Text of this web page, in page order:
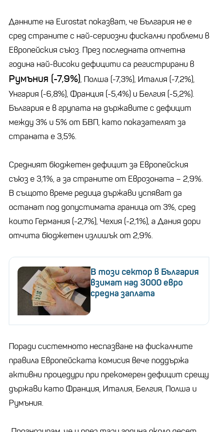
Данните на Eurostat показват, че България не е
сред страните с най-сериозни фискални проблеми в
Европейския съюз. През последната отчетна
година най-високи дефицити са регистрирани в
Румъния (-7,9%), Полша (-7,3%), Италия (-7,2%),
Унгария (-6,8%), Франция (-5,4%) и Белгия (-5,2%).
България е в групата на държавите с дефицит
между 3% и 5% от БВП, като показателят за
страната е 3,5%.
Средният бюджетен дефицит за Европейския
съюз е 3,1%, а за страните от Еврозоната – 2,9%.
В същото време редица държави успяват да
останат под допустимата граница от 3%, сред
които Германия (-2,7%), Чехия (-2,1%), а Дания дори
отчита бюджетен излишък от 2,9%.
В този сектор в България
взимат над 3000 евро
средна заплата
Поради системното неспазване на фискалните
правила Европейската комисия вече поддържа
активни процедури при прекомерен дефицит срещу
държави като Франция, Италия, Белгия, Полша и
Румъния.